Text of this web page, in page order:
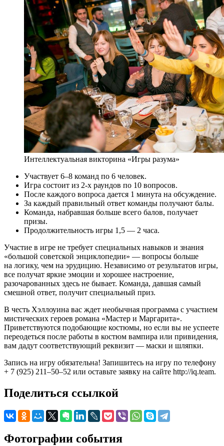
Интеллектуальная викторина «Игры разума»
Участвует 6–8 команд по 6 человек.
Игра состоит из 2-х раундов по 10 вопросов.
После каждого вопроса дается 1 минута на обсуждение.
За каждый правильный ответ команды получают балы.
Команда, набравшая больше всего балов, получает
призы.
Продолжительность игры 1,5 — 2 часа.
Участие в игре не требует специальных навыков и знания
«большой советской энциклопедии» — вопросы больше
на логику, чем на эрудицию. Независимо от результатов игры,
все получат яркие эмоции и хорошее настроение,
разочарованных здесь не бывает. Команда, давшая самый
смешной ответ, получит специальный приз.
В честь Хэллоуина вас ждет необычная программа с участием
мистических героев романа «Мастер и Маргарита».
Приветствуются подобающие костюмы, но если вы не успеете
переодеться после работы в костюм вампира или привидения,
вам дадут соответствующий реквизит — маски и шляпки.
Запись на игру обязательна! Запишитесь на игру по телефону
+ 7 (925) 211–50–52 или оставьте заявку на сайте http://iq.team.
Поделиться ссылкой
Фотографии события